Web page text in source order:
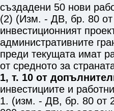
създадени 50 нови
(2) (Изм. - ДВ, бр. 80 от
инвестиционният
административните
преди текущата имат
от средното за
1, т. 10 от
инвестициите и
1. (изм. - ДВ, бр. 80 от